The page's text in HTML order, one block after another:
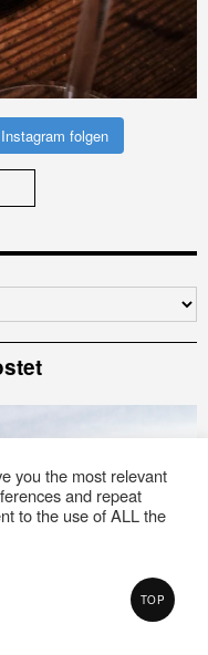
folgen
you the most relevant
and repeat
to the use of ALL the
TOP